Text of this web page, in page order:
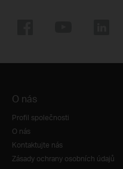
O nás
Profil společnosti
O nás
Kontaktujte nás
Zásady ochrany osobních údajů